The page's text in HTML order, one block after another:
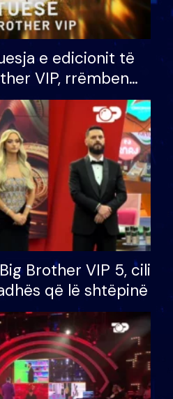
e edicionit të
VIP, rrëmben
100 mijë eurosh
Brother VIP 5, cili
që lë shtëpinë